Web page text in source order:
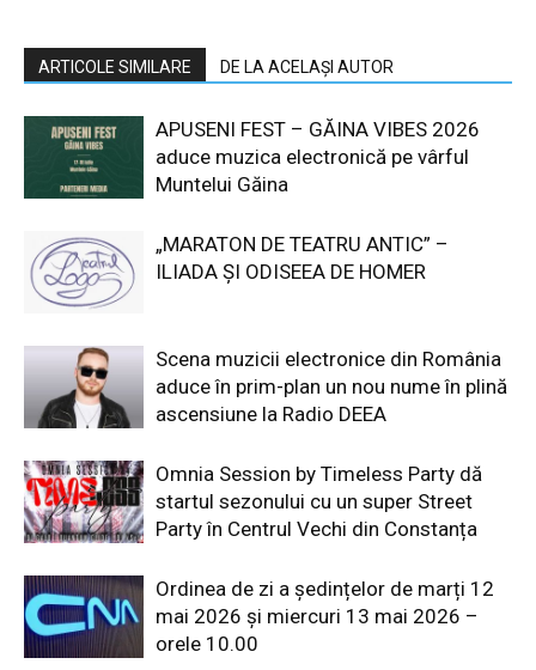
ARTICOLE SIMILARE DE LA ACELAȘI AUTOR
APUSENI FEST – GĂINA VIBES 2026
aduce muzica electronică pe vârful
Muntelui Găina
„MARATON DE TEATRU ANTIC” –
ILIADA ȘI ODISEEA DE HOMER
Scena muzicii electronice din România
aduce în prim-plan un nou nume în plină
ascensiune la Radio DEEA
Omnia Session by Timeless Party dă
startul sezonului cu un super Street
Party în Centrul Vechi din Constanța
Ordinea de zi a ședințelor de marți 12
mai 2026 și miercuri 13 mai 2026 –
orele 10.00